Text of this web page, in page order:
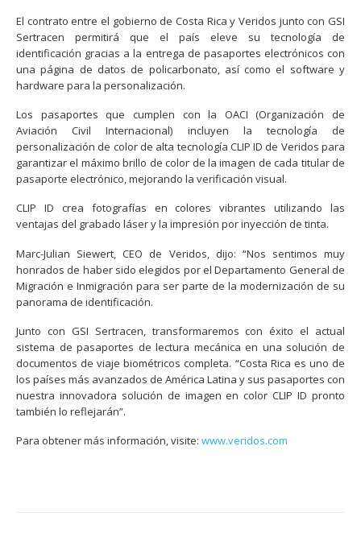
El contrato entre el gobierno de Costa Rica y Veridos junto con GSI
Sertracen permitirá que el país eleve su tecnología de
identificación gracias a la entrega de pasaportes electrónicos con
una página de datos de policarbonato, así como el software y
hardware para la personalización.
Los pasaportes que cumplen con la OACI (Organización de
Aviación Civil Internacional) incluyen la tecnología de
personalización de color de alta tecnología CLIP ID de Veridos para
garantizar el máximo brillo de color de la imagen de cada titular de
pasaporte electrónico, mejorando la verificación visual.
CLIP ID crea fotografías en colores vibrantes utilizando las
ventajas del grabado láser y la impresión por inyección de tinta.
Marc-Julian Siewert, CEO de Veridos, dijo: “Nos sentimos muy
honrados de haber sido elegidos por el Departamento General de
Migración e Inmigración para ser parte de la modernización de su
panorama de identificación.
Junto con GSI Sertracen, transformaremos con éxito el actual
sistema de pasaportes de lectura mecánica en una solución de
documentos de viaje biométricos completa. “Costa Rica es uno de
los países más avanzados de América Latina y sus pasaportes con
nuestra innovadora solución de imagen en color CLIP ID pronto
también lo reflejarán”.
Para obtener más información, visite: www.veridos.com